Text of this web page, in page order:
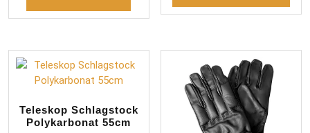
mehrere
auf.
Die
auf
Teleskop Schlagstock
Polykarbonat 55cm